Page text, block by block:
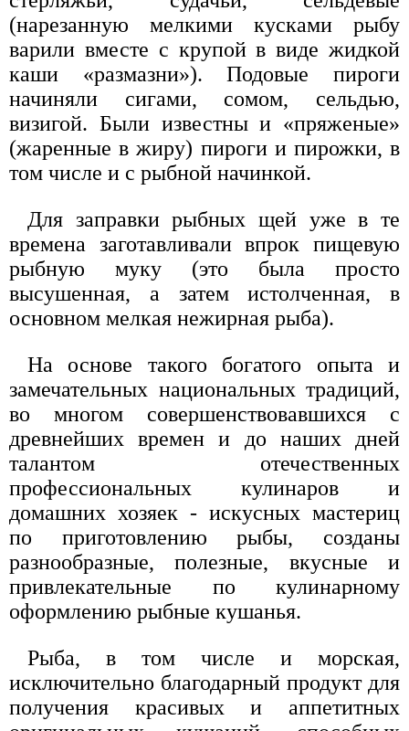
(нарезанную мелкими кусками рыбу
варили вместе с крупой в виде жидкой
каши «размазни»). Подовые пироги
начиняли сигами, сомом, сельдью,
визигой. Были известны и «пряженые»
(жаренные в жиру) пироги и пирожки, в
том числе и с рыбной начинкой.
Для заправки рыбных щей уже в те
времена заготавливали впрок пищевую
рыбную муку (это была просто
высушенная, а затем истолченная, в
основном мелкая нежирная рыба).
На основе такого богатого опыта и
замечательных национальных традиций,
во многом совершенствовавшихся с
древнейших времен и до наших дней
талантом отечественных
профессиональных кулинаров и
домашних хозяек - искусных мастериц
по приготовлению рыбы, созданы
разнообразные, полезные, вкусные и
привлекательные по кулинарному
оформлению рыбные кушанья.
Рыба, в том числе и морская,
исключительно благодарный продукт для
получения красивых и аппетитных